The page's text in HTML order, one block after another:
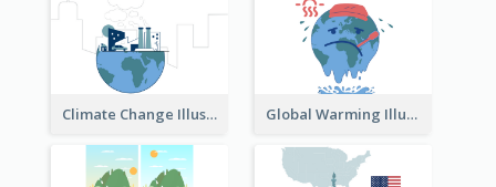
Climate Change Illustration Global Warming Illustration